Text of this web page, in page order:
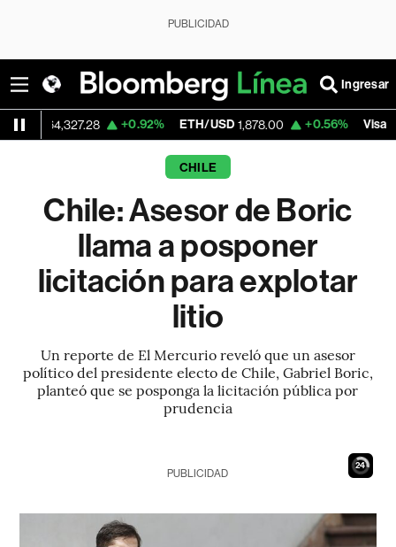
PUBLICIDAD
Ingresar
+0.92% ETH/USD 1,878.00 +0.56% Visa 370.94
CHILE
Chile: Asesor de Boric
llama a posponer
licitación para explotar
litio
Un reporte de El Mercurio reveló que un asesor
político del presidente electo de Chile, Gabriel Boric,
planteó que se posponga la licitación pública por
prudencia
23
PUBLICIDAD